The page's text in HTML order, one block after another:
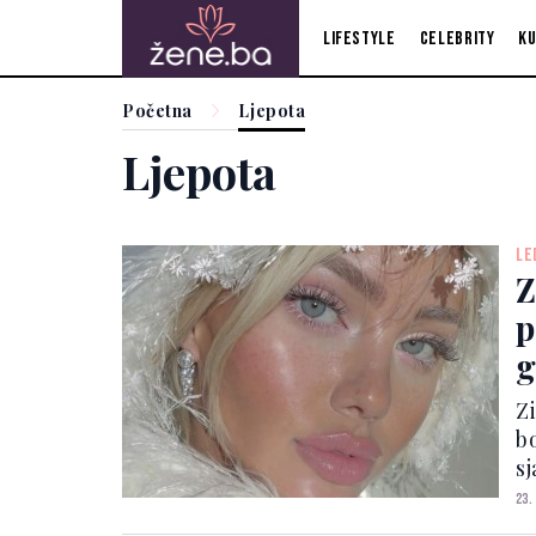
Lifestyle Celebrity
Početna Ljepota
Ljepota
23.